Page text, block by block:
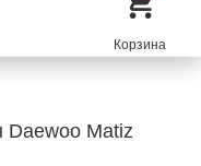
Daewoo Matiz